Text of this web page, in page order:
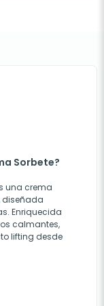
Sorbete?
una crema
diseñada
Enriquecida
calmantes,
lifting desde